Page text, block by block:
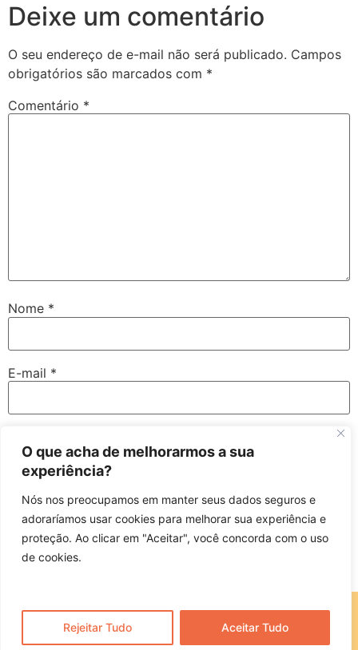
O que acha de melhorarmos a sua
experiência?
Nós nos preocupamos em manter seus dados seguros e
adoraríamos usar cookies para melhorar sua experiência e
proteção. Ao clicar em "Aceitar", você concorda com o uso
de cookies.
Rejeitar Tudo Aceitar Tudo
Deixe um comentário
O seu endereço de e-mail não será publicado. Campos
obrigatórios são marcados com *
Comentário *
Nome *
E-mail *
Salvar meus dados neste navegador para a próxima vez
que eu comentar.
Clínica Alimenta Psi © 2025 – Todos os Direitos Reservados
Desenvolvido por: Studio ✦ Luiza Fecker
Entre em contato